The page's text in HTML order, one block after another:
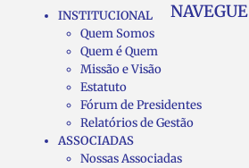
NAVEGUE
INSTITUCIONAL
Quem Somos
Quem é Quem
Missão e Visão
Estatuto
Fórum de Presidentes
Relatórios de Gestão
ASSOCIADAS
Nossas Associadas